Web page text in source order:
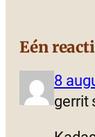
Eén
8
gerrit